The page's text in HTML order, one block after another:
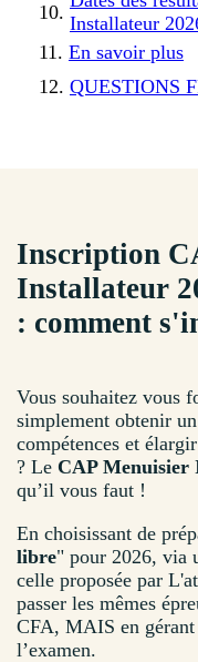
Installateur
En savoir plus
QUESTIONS
Inscription
Installateur
: comment
Vous souhaitez vous
simplement obtenir
compétences et
? Le CAP Menuisier
qu’il vous faut !
En choisissant de
libre" pour 2026, via
celle proposée par
passer les mêmes
CFA, MAIS en
l’examen.